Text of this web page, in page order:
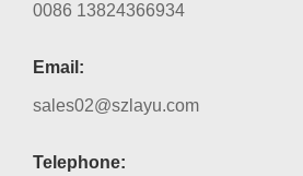
0086 13824366934
Email:
sales02@szlayu.com
Telephone: